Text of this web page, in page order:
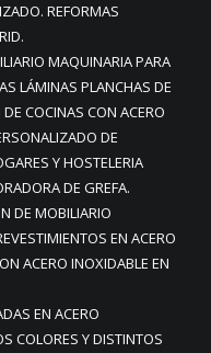
REFORMAS
MAQUINARIA PARA
LÁMINAS PLANCHAS DE
COCINAS CON ACERO
DE
Y HOSTELERIA
DE GREFA.
DE MOBILIARIO
EN ACERO
ACERO INOXIDABLE EN
EN ACERO
COLORES Y DISTINTOS